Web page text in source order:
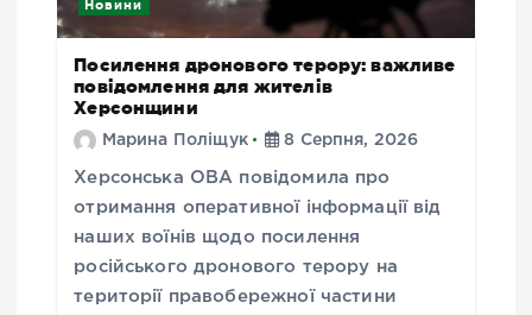
Новини
Посилення дронового терору: важливе
повідомлення для жителів
Херсонщини
Марина Поліщук 8 Серпня, 2026
Херсонська ОВА повідомила про
отримання оперативної інформації від
наших воїнів щодо посилення
російського дронового терору на
території правобережної частини